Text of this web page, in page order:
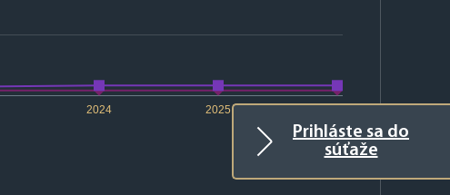
Prihláste sa do
súťaže
2024 2025